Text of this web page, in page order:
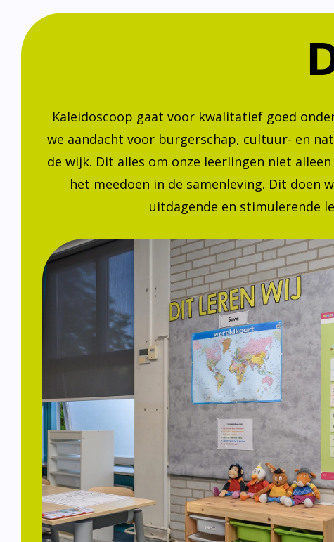
Kaleidoscoop gaat voor kwalitatief goed
we aandacht voor burgerschap, cultuur- en
de wijk. Dit alles om onze leerlingen niet
het meedoen in de samenleving. Dit doen
uitdagende en stimulerende